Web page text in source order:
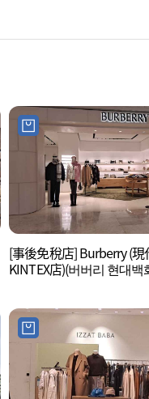
[事後免稅店] Burberry (
KINTEX店)(버버리 현대